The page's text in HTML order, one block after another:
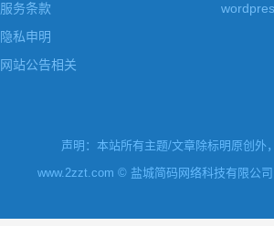
服务条款
隐私申明
网站公告相关
声明：本站所有主题/文章除标明原创
www.2zzt.com © 盐城简码网络科技有限公